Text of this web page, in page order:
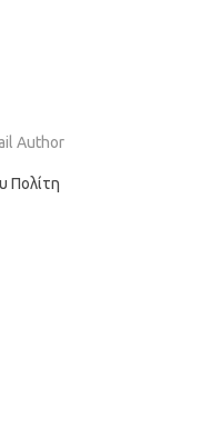
Author
Πολίτη